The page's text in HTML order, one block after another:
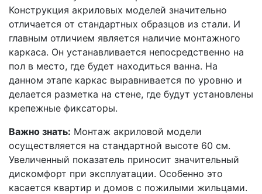
Конструкция акриловых моделей значительно
отличается от стандартных образцов из стали. И
главным отличием является наличие монтажного
каркаса. Он устанавливается непосредственно на
пол в место, где будет находиться ванна. На
данном этапе каркас выравнивается по уровню и
делается разметка на стене, где будут установлены
крепежные фиксаторы.
Важно знать: Монтаж акриловой модели
осуществляется на стандартной высоте 60 см.
Увеличенный показатель приносит значительный
дискомфорт при эксплуатации. Особенно это
касается квартир и домов с пожилыми жильцами.